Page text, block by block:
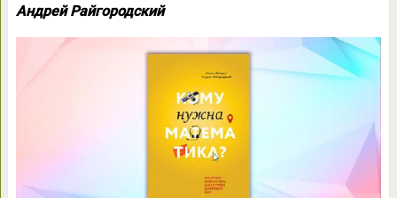
Андрей Райгородский